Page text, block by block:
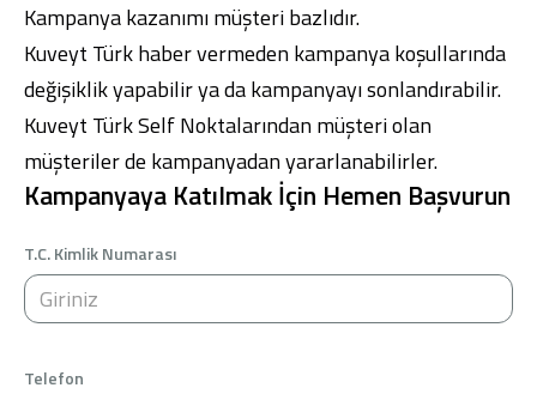
Kampanya kazanımı müşteri bazlıdır.
Kuveyt Türk haber vermeden kampanya koşullarında
değişiklik yapabilir ya da kampanyayı sonlandırabilir.
Kuveyt Türk Self Noktalarından müşteri olan
müşteriler de kampanyadan yararlanabilirler.
Kampanyaya Katılmak İçin Hemen Başvurun
T.C. Kimlik Numarası
Telefon